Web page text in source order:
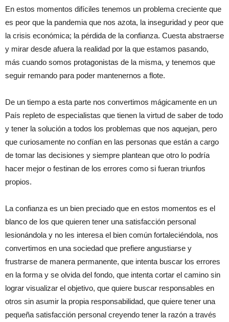
En estos momentos difíciles tenemos un problema creciente que
es peor que la pandemia que nos azota, la inseguridad y peor que
la crisis económica; la pérdida de la confianza. Cuesta abstraerse
y mirar desde afuera la realidad por la que estamos pasando,
más cuando somos protagonistas de la misma, y tenemos que
seguir remando para poder mantenernos a flote.
De un tiempo a esta parte nos convertimos mágicamente en un
País repleto de especialistas que tienen la virtud de saber de todo
y tener la solución a todos los problemas que nos aquejan, pero
que curiosamente no confían en las personas que están a cargo
de tomar las decisiones y siempre plantean que otro lo podría
hacer mejor o festinan de los errores como si fueran triunfos
propios.
La confianza es un bien preciado que en estos momentos es el
blanco de los que quieren tener una satisfacción personal
lesionándola y no les interesa el bien común fortaleciéndola, nos
convertimos en una sociedad que prefiere angustiarse y
frustrarse de manera permanente, que intenta buscar los errores
en la forma y se olvida del fondo, que intenta cortar el camino sin
lograr visualizar el objetivo, que quiere buscar responsables en
otros sin asumir la propia responsabilidad, que quiere tener una
pequeña satisfacción personal creyendo tener la razón a través